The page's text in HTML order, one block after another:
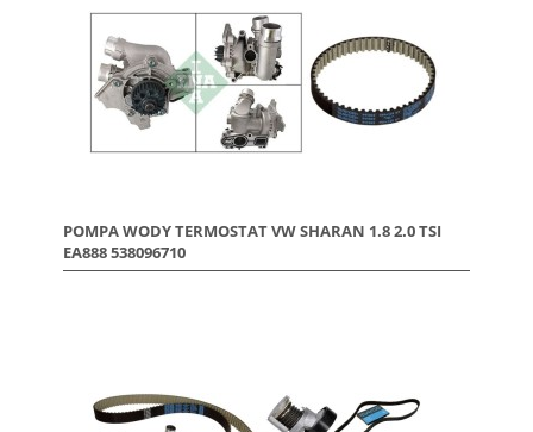
POMPA WODY TERMOSTAT VW SHARAN 1.8 2.0 TSI
EA888 538096710